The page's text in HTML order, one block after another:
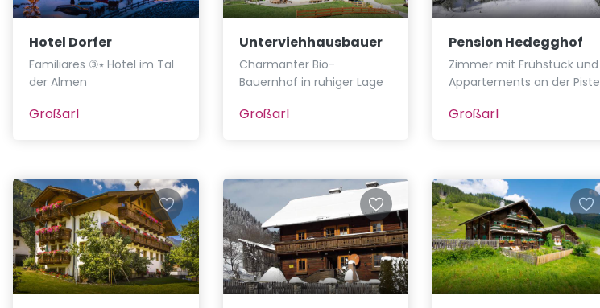
Hotel Dorfer
Familiäres ③⭑ Hotel im Tal
der Almen
Großarl
Unterviehhausbauer
Charmanter Bio-
Bauernhof in ruhiger Lage
Großarl
Pension Hedegghof
Zimmer mit Frühstück und
Appartements an der Piste
Großarl